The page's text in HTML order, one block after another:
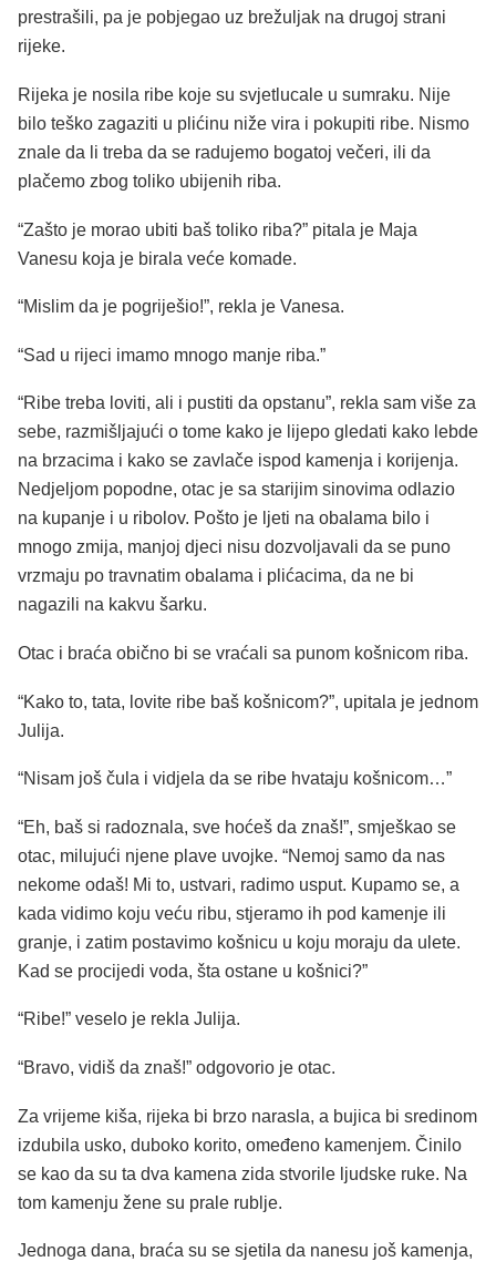
prestrašili, pa je pobjegao uz brežuljak na drugoj strani
rijeke.
Rijeka je nosila ribe koje su svjetlucale u sumraku. Nije
bilo teško zagaziti u plićinu niže vira i pokupiti ribe. Nismo
znale da li treba da se radujemo bogatoj večeri, ili da
plačemo zbog toliko ubijenih riba.
“Zašto je morao ubiti baš toliko riba?” pitala je Maja
Vanesu koja je birala veće komade.
“Mislim da je pogriješio!”, rekla je Vanesa.
“Sad u rijeci imamo mnogo manje riba.”
“Ribe treba loviti, ali i pustiti da opstanu”, rekla sam više za
sebe, razmišljajući o tome kako je lijepo gledati kako lebde
na brzacima i kako se zavlače ispod kamenja i korijenja.
Nedjeljom popodne, otac je sa starijim sinovima odlazio
na kupanje i u ribolov. Pošto je ljeti na obalama bilo i
mnogo zmija, manjoj djeci nisu dozvoljavali da se puno
vrzmaju po travnatim obalama i plićacima, da ne bi
nagazili na kakvu šarku.
Otac i braća obično bi se vraćali sa punom košnicom riba.
“Kako to, tata, lovite ribe baš košnicom?”, upitala je jednom
Julija.
“Nisam još čula i vidjela da se ribe hvataju košnicom…”
“Eh, baš si radoznala, sve hoćeš da znaš!”, smješkao se
otac, milujući njene plave uvojke. “Nemoj samo da nas
nekome odaš! Mi to, ustvari, radimo usput. Kupamo se, a
kada vidimo koju veću ribu, stjeramo ih pod kamenje ili
granje, i zatim postavimo košnicu u koju moraju da ulete.
Kad se procijedi voda, šta ostane u košnici?”
“Ribe!” veselo je rekla Julija.
“Bravo, vidiš da znaš!” odgovorio je otac.
Za vrijeme kiša, rijeka bi brzo narasla, a bujica bi sredinom
izdubila usko, duboko korito, omeđeno kamenjem. Činilo
se kao da su ta dva kamena zida stvorile ljudske ruke. Na
tom kamenju žene su prale rublje.
Jednoga dana, braća su se sjetila da nanesu još kamenja,